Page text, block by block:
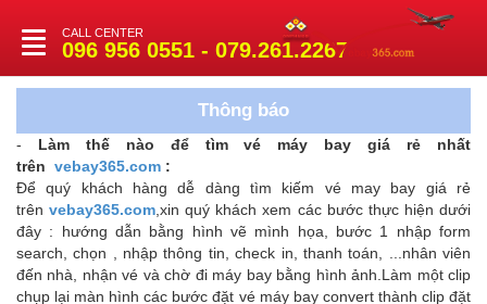
Toggle
navigation
CALL CENTER
096 956 0551 - 079.261.2267
Thông báo
- Làm thế nào để tìm vé máy bay giá rẻ nhất
trên vebay365.com :
Để quý khách hàng dễ dàng tìm kiếm vé may bay giá rẻ
trên vebay365.com ,xin quý khách xem các bước thực hiện dưới
đây : hướng dẫn bằng hình vẽ mình họa, bước 1 nhập form
search, chọn , nhập thông tin, check in, thanh toán, ...nhân viên
đến nhà, nhận vé và chờ đi máy bay bằng hình ảnh.Làm một clip
chụp lại màn hình các bước đặt vé máy bay convert thành clip đặt